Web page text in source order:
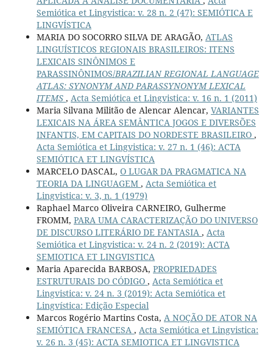
Semiótica et Lingvistica: v. 28 n. 2 (47): SEMIÓTICA E
LINGVÍSTICA
MARIA DO SOCORRO SILVA DE ARAGÃO, ATLAS
LINGUÍSTICOS REGIONAIS BRASILEIROS: ITENS
LEXICAIS SINÔNIMOS E
PARASSINÔNIMOS/BRAZILIAN REGIONAL LANGUAGE
ATLAS: SYNONYM AND PARASSYNONYM LEXICAL
ITEMS , Acta Semiótica et Lingvistica: v. 16 n. 1 (2011)
Maria Silvana Militão de Alencar Alencar, VARIANTES
LEXICAIS NA ÁREA SEMÂNTICA JOGOS E DIVERSÕES
INFANTIS, EM CAPITAIS DO NORDESTE BRASILEIRO ,
Acta Semiótica et Lingvistica: v. 27 n. 1 (46): ACTA
SEMIÓTICA ET LINGVÍSTICA
MARCELO DASCAL, O LUGAR DA PRAGMATICA NA
TEORIA DA LINGUAGEM , Acta Semiótica et
Lingvistica: v. 3, n. 1 (1979)
Raphael Marco Oliveira CARNEIRO, Gulherme
FROMM, PARA UMA CARACTERIZAÇÃO DO UNIVERSO
DE DISCURSO LITERÁRIO DE FANTASIA , Acta
Semiótica et Lingvistica: v. 24 n. 2 (2019): ACTA
SEMIOTICA ET LINGVISTICA
Maria Aparecida BARBOSA, PROPRIEDADES
ESTRUTURAIS DO CÓDIGO , Acta Semiótica et
Lingvistica: v. 24 n. 3 (2019): Acta Semiótica et
Lingvística: Edição Especial
Marcos Rogério Martins Costa, A NOÇÃO DE ATOR NA
SEMIÓTICA FRANCESA , Acta Semiótica et Lingvistica:
v. 26 n. 3 (45): ACTA SEMIOTICA ET LINGVISTICA